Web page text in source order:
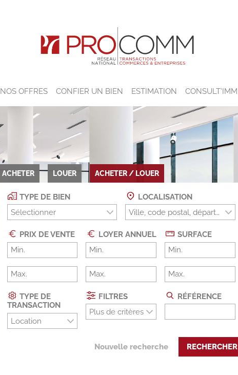
NOS OFFRES CONFIER UN BIEN ESTIMATION CONSULT’IMM
ACHETER LOUER ACHETER / LOUER
TYPE DE BIEN
Sélectionner
LOCALISATION
PRIX DE VENTE LOYER ANNUEL SURFACE
TYPE DE
TRANSACTION
Location
FILTRES
Plus de critères
RÉFÉRENCE
Nouvelle recherche RECHERCHER